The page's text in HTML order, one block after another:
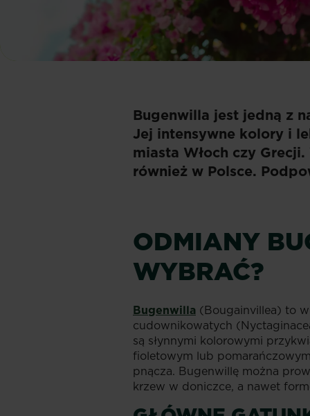
Bugenwilla jest jedną z
Jej intensywne kolory i
miasta Włoch czy
również w Polsce.
ODMIANY
WYBRAĆ?
Bugenwilla (Bougainvillea) to
cudownikowatych
są słynnymi kolorowymi
fioletowym lub
pnącza. Bugenwillę można
krzew w doniczce, a nawet